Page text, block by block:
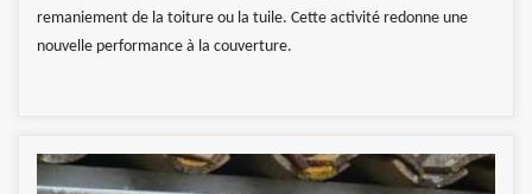
remaniement de la toiture ou la tuile. Cette activité redonne une
nouvelle performance à la couverture.